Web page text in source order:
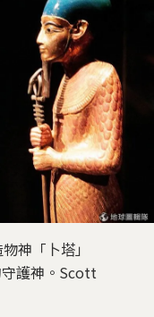
神「卜塔」
護神。Scott